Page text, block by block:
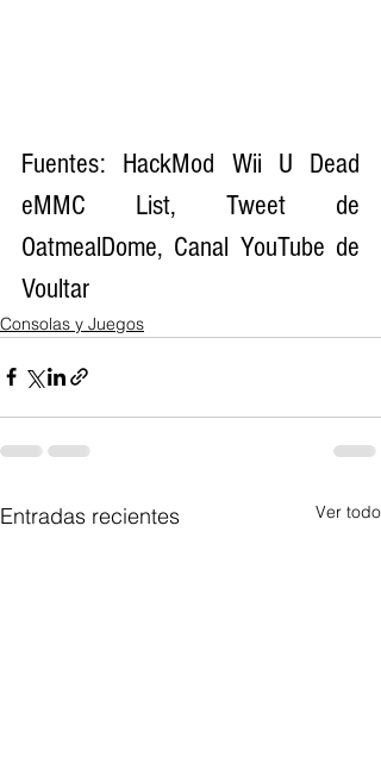
Fuentes: HackMod Wii U Dead
eMMC List, Tweet de
OatmealDome, Canal YouTube de
Voultar
Consolas y Juegos
Entradas recientes Ver todo